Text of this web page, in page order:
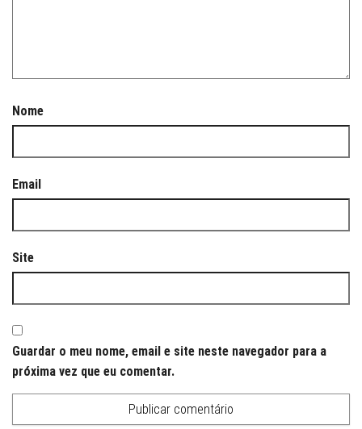
Nome
Email
Site
Guardar o meu nome, email e site neste navegador para a
próxima vez que eu comentar.